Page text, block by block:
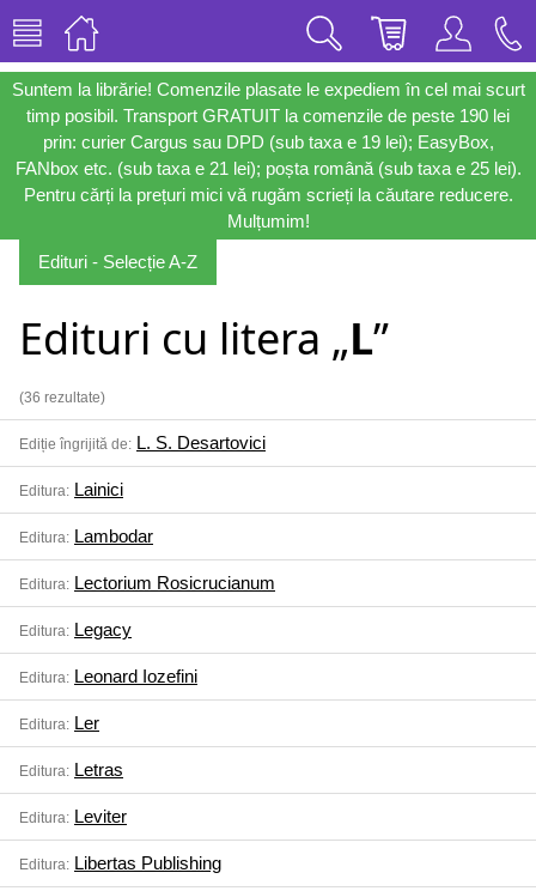
Suntem la librărie! Comenzile plasate le expediem în cel mai scurt
timp posibil. Transport GRATUIT la comenzile de peste 190 lei
prin: curier Cargus sau DPD (sub taxa e 19 lei); EasyBox,
FANbox etc. (sub taxa e 21 lei); poșta română (sub taxa e 25 lei).
Pentru cărți la prețuri mici vă rugăm scrieți la căutare reducere.
Mulțumim!
Edituri - Selecție A-Z
Edituri cu litera „L”
(36 rezultate)
Ediție îngrijită de: L. S. Desartovici
Editura: Lainici
Editura: Lambodar
Editura: Lectorium Rosicrucianum
Editura: Legacy
Editura: Leonard Iozefini
Editura: Ler
Editura: Letras
Editura: Leviter
Editura: Libertas Publishing